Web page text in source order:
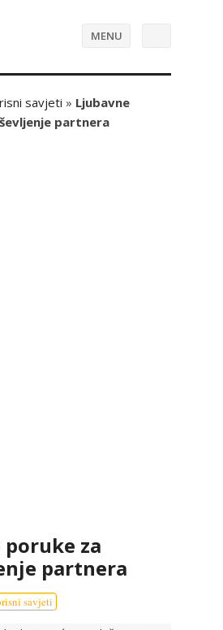
MENU
savjeti » Ljubavne
partnera
za
partnera
savjeti